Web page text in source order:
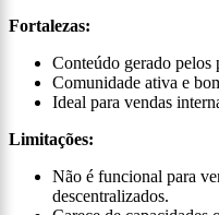
Fortalezas:
Conteúdo gerado pelos
Comunidade ativa e
Ideal para vendas
Limitações:
Não é funcional para
descentralizados.